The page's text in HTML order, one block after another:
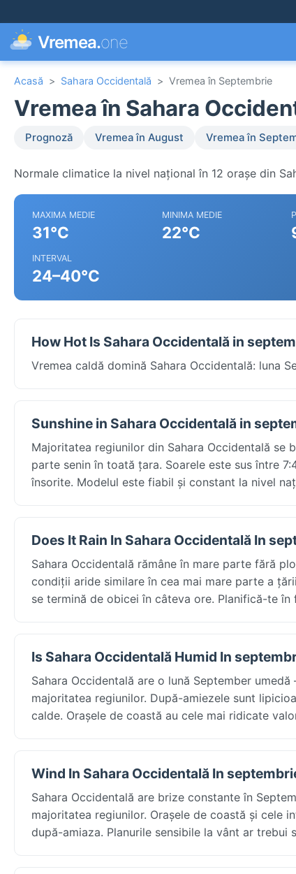
Vremea.one
Acasă > Sahara Occidentală > Vremea în Septembrie
Vremea în Sahara
Prognoză Vremea în August Vremea în
Normale climatice la nivel național în 12 orașe din
MAXIMA MEDIE
31°C
MINIMA MEDIE
22°C
INTERVAL
24–40°C
How Hot Is Sahara Occidentală in
Vremea caldă domină Sahara Occidentală: luna
Sunshine in Sahara Occidentală in
Majoritatea regiunilor din Sahara Occidentală se
parte senin în toată țara. Soarele este sus între
însorite. Modelul este fiabil și constant la nivel
Does It Rain In Sahara Occidentală In
Sahara Occidentală rămâne în mare parte fără
condiții aride similare în cea mai mare parte a
se termină de obicei în câteva ore. Planifică-te
Is Sahara Occidentală Humid In
Sahara Occidentală are o lună September
majoritatea regiunilor. După-amiezele sunt
calde. Orașele de coastă au cele mai ridicate
Wind In Sahara Occidentală In
Sahara Occidentală are brize constante în
majoritatea regiunilor. Orașele de coastă și cele
după-amiaza. Planurile sensibile la vânt ar trebui